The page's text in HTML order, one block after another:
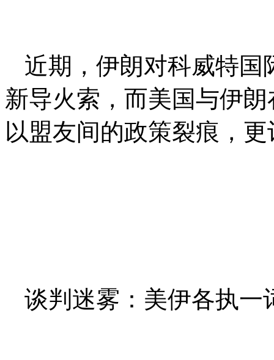
近期，伊朗对科威特国
新导火索，而美国与伊
以盟友间的政策裂痕，
谈判迷雾：美伊各执一